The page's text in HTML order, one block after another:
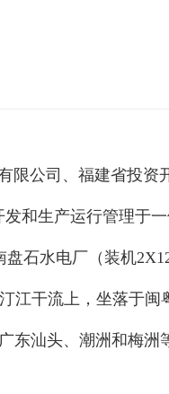
公司、福建省投资
和生产运行管理于
石水电厂（装机
干流上，坐落于闽
汕头、潮洲和梅